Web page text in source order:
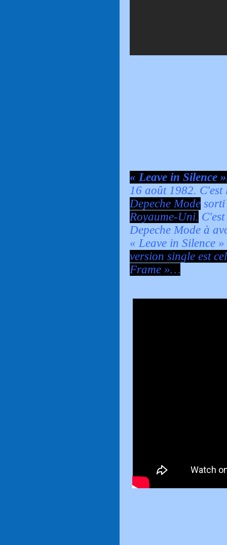
« Leave in Silence
16 août 1982. C'est
Depeche Mode
Royaume-Uni.
Depeche Mode à
« Leave in Silence »
version single est
Frame »…